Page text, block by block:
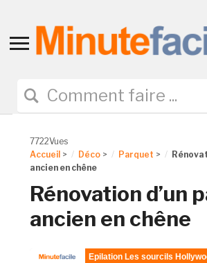
Toggle
navigation
7722Vues
Accueil > Déco > Parquet >
ancien en chêne
Rénovation d’un
ancien en chêne